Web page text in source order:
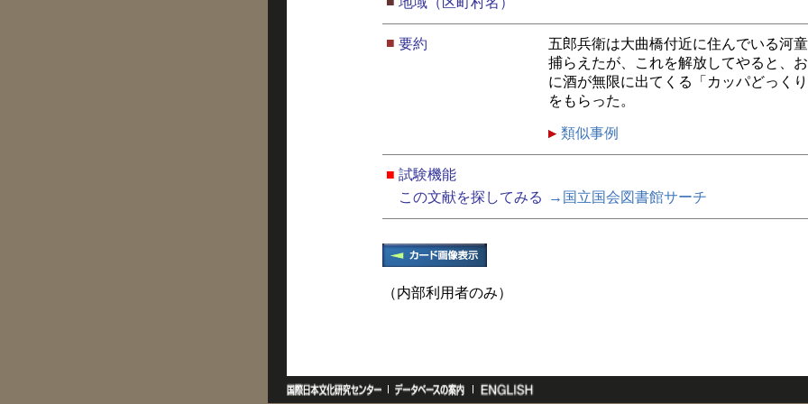
■ 要約
五郎兵衛は大曲橋付近に住んでいる河
捕らえたが、これを解放してやると、
に酒が無限に出てくる「カッパどっくり
をもらった。
類似事例
■ 試験機能
この文献を探してみる
→国立国会図書館サーチ
（内部利用者のみ）